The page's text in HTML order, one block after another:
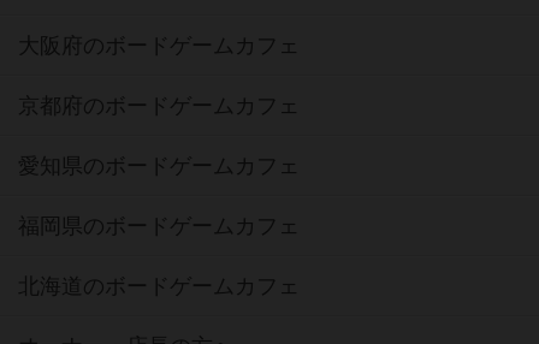
大阪府のボードゲームカフェ
京都府のボードゲームカフェ
愛知県のボードゲームカフェ
福岡県のボードゲームカフェ
北海道のボードゲームカフェ